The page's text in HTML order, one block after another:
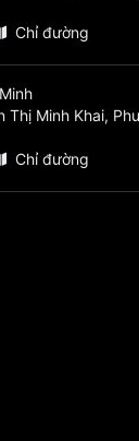
Chỉ đường
Thị Minh Khai,
Chỉ đường